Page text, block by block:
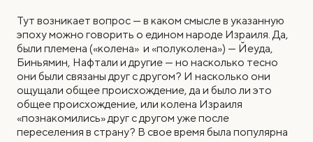
Тут возникает вопрос — в каком смысле в указанную
эпоху можно говорить о едином народе Израиля. Да,
были племена («колена» и «полуколена») — Йеуда,
Биньямин, Нафтали и другие — но насколько тесно
они были связаны друг с другом? И насколько они
ощущали общее происхождение, да и было ли это
общее происхождение, или колена Израиля
«познакомились» друг с другом уже после
переселения в страну? В свое время была популярна